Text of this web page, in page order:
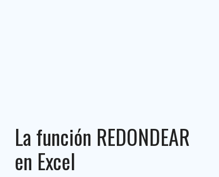
La función REDONDEAR
en Excel